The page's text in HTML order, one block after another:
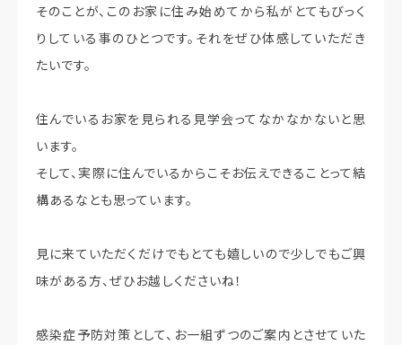
そのことが、このお家に住み始めてから私がとてもびっく
りしている事のひとつです。それをぜひ体感していただき
たいです。
住んでいるお家を見られる見学会ってなかなかないと思
います。
そして、実際に住んでいるからこそお伝えできることって結
構あるなとも思っています。
見に来ていただくだけでもとても嬉しいので少しでもご興
味がある方、ぜひお越しくださいね！
感染症予防対策として、お一組ずつのご案内とさせていた